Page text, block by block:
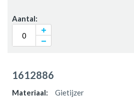
1612886
Gietijzer